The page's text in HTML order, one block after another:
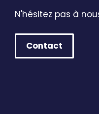
N'hésitez pas à
Contact